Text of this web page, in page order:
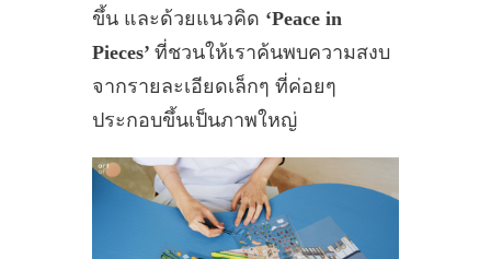
ขึ้น และด้วยแนวคิด ‘Peace in
Pieces’ ที่ชวนให้เราค้นพบความสงบ
จากรายละเอียดเล็กๆ ที่ค่อยๆ
ประกอบขึ้นเป็นภาพใหญ่